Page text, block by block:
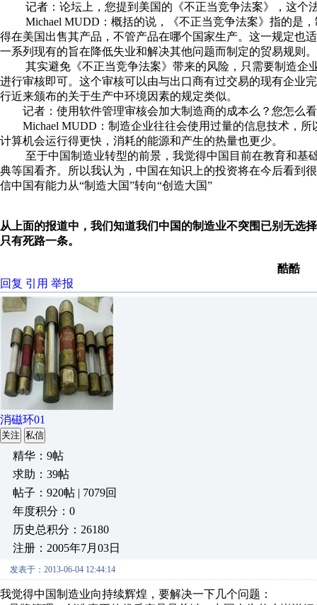
记者：论坛上，您提到美国的《不正当竞争法案》，这个
Michael MUDD：概括的说，《不正当竞争法案》指的是，
得在美国出售其产品，不管产品在哪个国家生产。这一规定也
一系列现有的旨在降低失业和解决其他问题而制定的贸易规则。
其实避免《不正当竞争法案》带来的风险，只需要制造企
进行审核即可。这个审核可以由与出口商有过交易的现有企业
行近来颁布的关于生产中环境因素的规定类似。
记者：使用软件管理审核会加大制造商的成本么？您怎么看
Michael MUDD：制造企业往往会使用过量的信息技术，所
计算机会运行得更快，消耗的能源和产生的热量也更少。
至于中国制造业转型的前景，我觉得中国目前在教育和基
典等国看齐。所以我认为，中国在知识上的投资将在今后看到
信中国有能力从“制造大国”转向“创造大国”
从上面的报道中，我们知道我们中国的制造业不突围已别无选
只有死路一条。
酷酷
回复 引用 举报
消磁环01
关注 私信
精华：9帖
求助：39帖
帖子：920帖 | 7079回
年度积分：0
历史总积分：26180
注册：2005年7月03日
发表于：2013-06-04 12:44:14
我觉得中国制造业向持续辉煌，要解决一下几个问题：